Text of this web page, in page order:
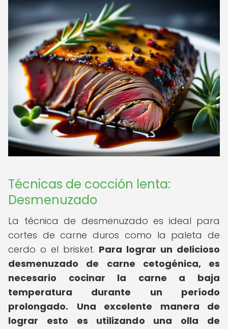
Técnicas de cocción lenta:
Desmenuzado
La técnica de desmenuzado es ideal para
cortes de carne duros como la paleta de
cerdo o el brisket. Para lograr un delicioso
desmenuzado de carne cetogénica, es
necesario cocinar la carne a baja
temperatura durante un período
prolongado.
Una excelente manera de
lograr esto es utilizando una olla de